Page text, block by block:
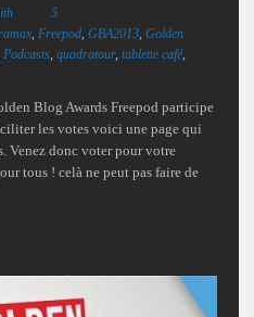
5
, Freepod, GBA2013, Golden
Podcasts, quadratour, tablette café,
Blog Awards Freepod participe
les votes voici une page qui
Venez donc voter pour votre
tous ! celà ne peut pas faire de